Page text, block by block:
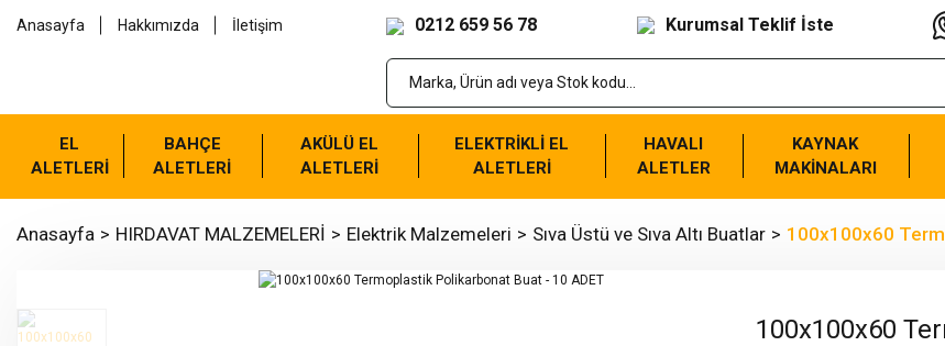
Anasayfa Hakkımızda İletişim 0212 659 56 78 Kurumsal Teklif İste
EL
ALETLERİ
BAHÇE
ALETLERİ
AKÜLÜ EL
ALETLERİ
ELEKTRİKLİ EL
ALETLERİ
HAVALI
ALETLER
KAYNAK
MAKİNALARI
Anasayfa HIRDAVAT MALZEMELERİ Elektrik Malzemeleri Sıva Üstü ve Sıva Altı Buatlar 100x100x60
100x100x60